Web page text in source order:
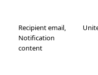
Recipient email,
Notification
content